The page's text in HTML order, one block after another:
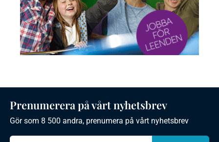
Prenumerera på vårt nyhetsbrev
Gör som 8 500 andra, prenumera på vårt nyhetsbrev